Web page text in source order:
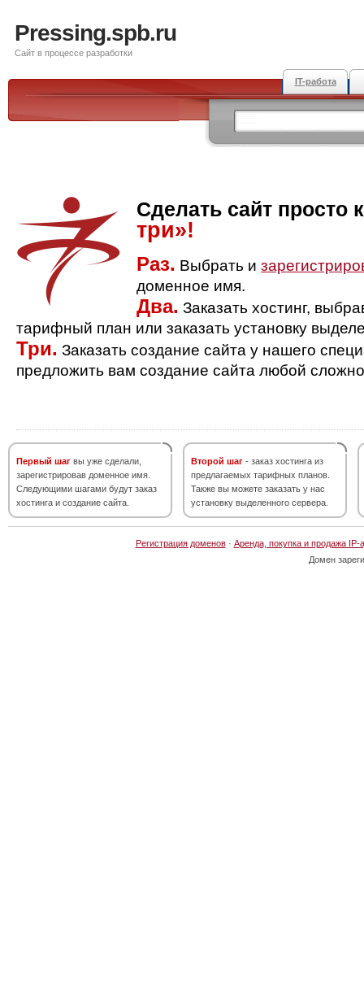
Pressing.spb.ru
Сайт в процессе разработки
IT-работа
Сделать сайт просто
три»!
Раз. Выбрать и
доменное имя.
Два. Заказать хостинг,
тарифный план или заказать установку
Три. Заказать создание сайта у нашего
предложить вам создание сайта любой
Первый шаг вы уже сделали,
зарегистрировав доменное имя.
Следующими шагами будут заказ
хостинга и создание сайта.
Второй шаг - заказ хостинга из
предлагаемых тарифных планов.
Также вы можете заказать у нас
установку выделенного сервера.
Регистрация доменов· Аренда, покупка и продажа IP-
Домен